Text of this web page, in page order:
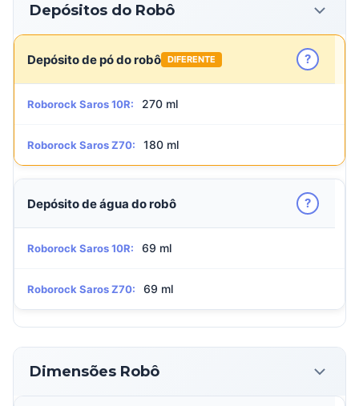
Depósitos do Robô
Depósito de pó do robô DIFERENTE ?
Roborock Saros 10R: 270 ml
Roborock Saros Z70: 180 ml
Depósito de água do robô ?
Roborock Saros 10R: 69 ml
Roborock Saros Z70: 69 ml
Dimensões Robô